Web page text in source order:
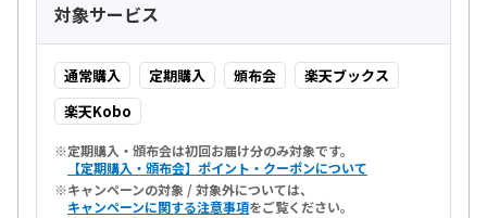
対象サービス
通常購入 定期購入 頒布会
楽天ブックス
楽天Kobo
定期購入・頒布会は初回お届け分のみ対象です。
【定期購入・頒布会】ポイント・クーポンについて
キャンペーンの対象 / 対象外については、
キャンペーンに関する注意事項をご覧ください。